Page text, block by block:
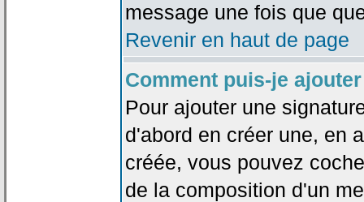
message une fois que
Revenir en haut de page
Comment puis-je
Pour ajouter une
d'abord en créer une, en
créée, vous pouvez
de la composition d'un